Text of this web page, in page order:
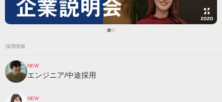
採用情報
NEW
エンジニア/中途採用
NEW